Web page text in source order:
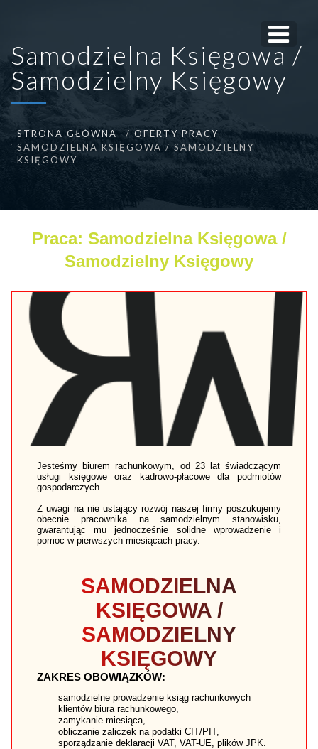
Samodzielna Księgowa /
Samodzielny Księgowy
STRONA GŁÓWNA
OFERTY PRACY
SAMODZIELNA KSIĘGOWA / SAMODZIELNY
KSIĘGOWY
Praca: Samodzielna Księgowa /
Samodzielny Księgowy
Jesteśmy biurem rachunkowym, od 23 lat świadczącym
usługi księgowe oraz kadrowo-płacowe dla podmiotów
gospodarczych.
Z uwagi na nie ustający rozwój naszej firmy poszukujemy
obecnie pracownika na samodzielnym stanowisku,
gwarantując mu jednocześnie solidne wprowadzenie i
pomoc w pierwszych miesiącach pracy.
SAMODZIELNA
KSIĘGOWA /
SAMODZIELNY
KSIĘGOWY
ZAKRES OBOWIĄZKÓW:
samodzielne prowadzenie ksiąg rachunkowych
klientów biura rachunkowego,
zamykanie miesiąca,
obliczanie zaliczek na podatki CIT/PIT,
sporządzanie deklaracji VAT, VAT-UE, plików JPK.